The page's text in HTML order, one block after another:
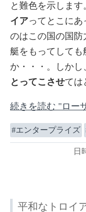
と難色を示しま
イアってとこに
のはこの国の国
艇をもってして
か・・・。しか
とってこさせては
続きを読む "ロー
エンタープライズ
日
平和なトロイ